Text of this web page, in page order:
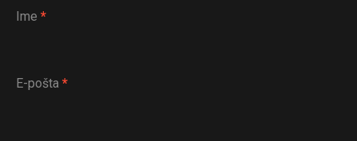
Ime *
E-pošta *